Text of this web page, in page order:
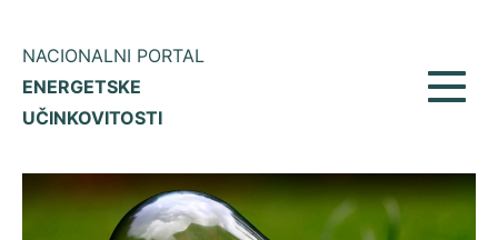
NACIONALNI PORTAL
ENERGETSKE
UČINKOVITOSTI